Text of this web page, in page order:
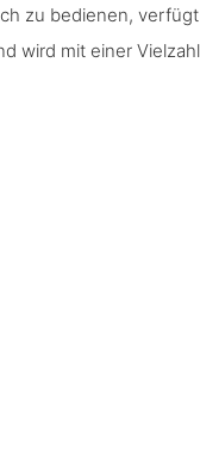
zu bedienen,
wird mit einer